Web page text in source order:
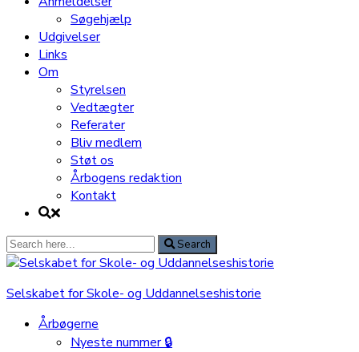
Søgehjælp
Udgivelser
Links
Om
Styrelsen
Vedtægter
Referater
Bliv medlem
Støt os
Årbogens redaktion
Kontakt
Search
for:
Search
Selskabet for Skole- og Uddannelseshistorie
Årbøgerne
Nyeste nummer 🔒